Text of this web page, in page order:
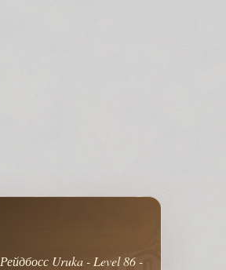
Рейдбосс Uruka - Level 86 -